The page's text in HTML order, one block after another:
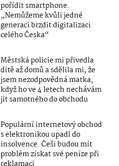
pořídit smartphone.
„Nemůžeme kvůli jedné
generaci brzdit digitalizaci
celého Česka“
Městská policie mi přivedla
dítě až domů a sdělila mi, že
jsem nezodpovědná matka,
když ho ve 4 letech nechávám
jít samotného do obchodu
Populární internetový obchod
s elektronikou upadl do
insolvence. Češi budou mít
problém získat své peníze při